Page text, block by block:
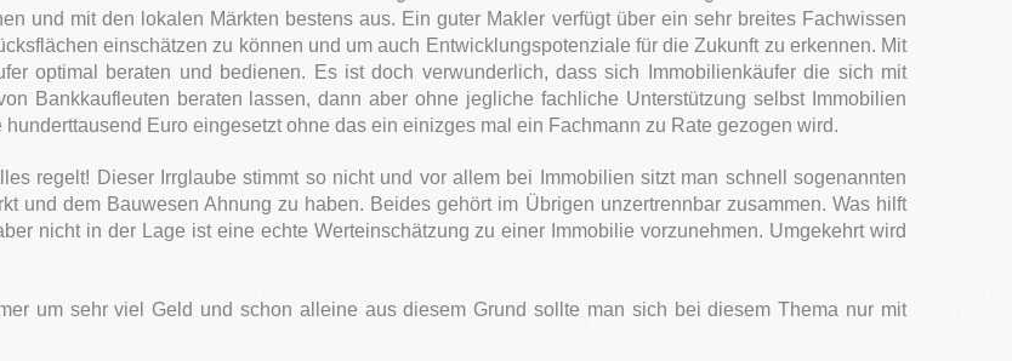
und mit den lokalen Märkten bestens aus. Ein guter Makler verfügt über ein sehr breites Fachwissen
einschätzen zu können und um auch Entwicklungspotenziale für die Zukunft zu erkennen. Mit
optimal beraten und bedienen. Es ist doch verwunderlich, dass sich Immobilienkäufer die sich mit
Bankkaufleuten beraten lassen, dann aber ohne jegliche fachliche Unterstützung selbst Immobilien
Euro eingesetzt ohne das ein einizges mal ein Fachmann zu Rate gezogen wird.
regelt! Dieser Irrglaube stimmt so nicht und vor allem bei Immobilien sitzt man schnell sogenannten
und dem Bauwesen Ahnung zu haben. Beides gehört im Übrigen unzertrennbar zusammen. Was hilft
nicht in der Lage ist eine echte Werteinschätzung zu einer Immobilie vorzunehmen. Umgekehrt wird
um sehr viel Geld und schon alleine aus diesem Grund sollte man sich bei diesem Thema nur mit